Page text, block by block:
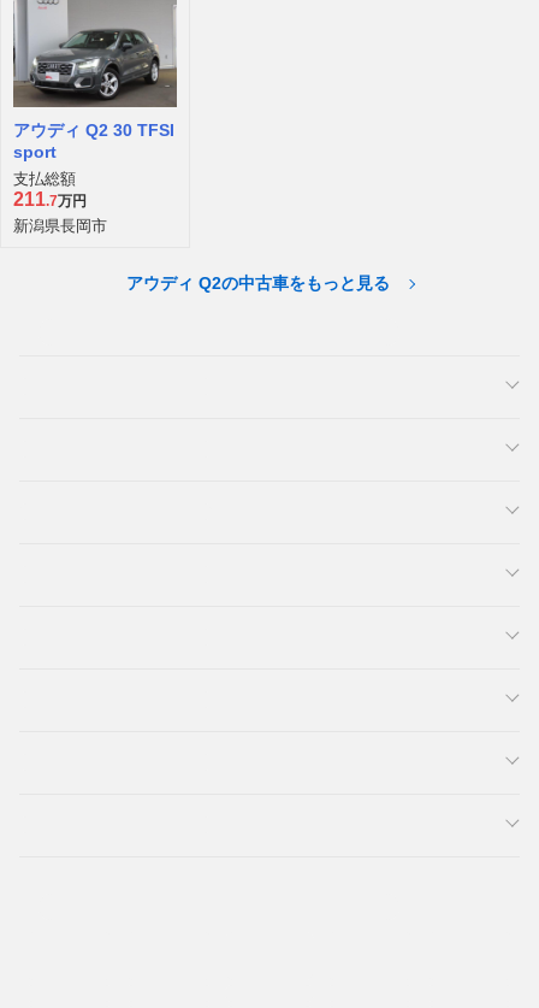
アウディ Q2 30 TFSI
sport
支払総額
211.7万円
新潟県長岡市
アウディ Q2の中古車をもっと見る